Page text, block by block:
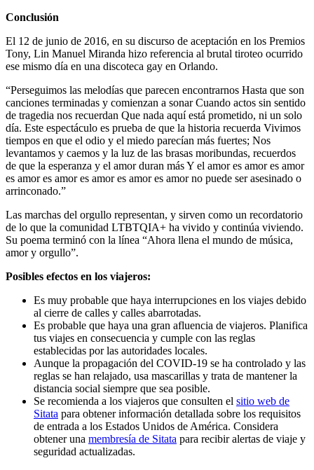
Conclusión
El 12 de junio de 2016, en su discurso de aceptación en los Premios
Tony, Lin Manuel Miranda hizo referencia al brutal tiroteo ocurrido
ese mismo día en una discoteca gay en Orlando.
“Perseguimos las melodías que parecen encontrarnos Hasta que son
canciones terminadas y comienzan a sonar Cuando actos sin sentido
de tragedia nos recuerdan Que nada aquí está prometido, ni un solo
día. Este espectáculo es prueba de que la historia recuerda Vivimos
tiempos en que el odio y el miedo parecían más fuertes; Nos
levantamos y caemos y la luz de las brasas moribundas, recuerdos
de que la esperanza y el amor duran más Y el amor es amor es amor
es amor es amor es amor es amor es amor no puede ser asesinado o
arrinconado.”
Las marchas del orgullo representan, y sirven como un recordatorio
de lo que la comunidad LTBTQIA+ ha vivido y continúa viviendo.
Su poema terminó con la línea “Ahora llena el mundo de música,
amor y orgullo”.
Posibles efectos en los viajeros:
Es muy probable que haya interrupciones en los viajes debido
al cierre de calles y calles abarrotadas.
Es probable que haya una gran afluencia de viajeros. Planifica
tus viajes en consecuencia y cumple con las reglas
establecidas por las autoridades locales.
Aunque la propagación del COVID-19 se ha controlado y las
reglas se han relajado, usa mascarillas y trata de mantener la
distancia social siempre que sea posible.
Se recomienda a los viajeros que consulten el sitio web de
Sitata para obtener información detallada sobre los requisitos
de entrada a los Estados Unidos de América. Considera
obtener una membresía de Sitata para recibir alertas de viaje y
seguridad actualizadas.